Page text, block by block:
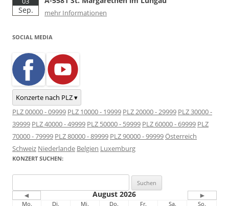
Sep. mehr Informationen
SOCIAL MEDIA
Konzerte nach PLZ ▾
PLZ 00000 - 09999 PLZ 10000 - 19999 PLZ 20000 - 29999 PLZ 30000 -
39999 PLZ 40000 - 49999 PLZ 50000 - 59999 PLZ 60000 - 69999 PLZ
70000 - 79999 PLZ 80000 - 89999 PLZ 90000 - 99999Österreich
Schweiz Niederlande Belgien Luxemburg
KONZERT SUCHEN:
nach:
◄ August 2026 ►
Mo. Di. Mi. Do. Fr. Sa. So.